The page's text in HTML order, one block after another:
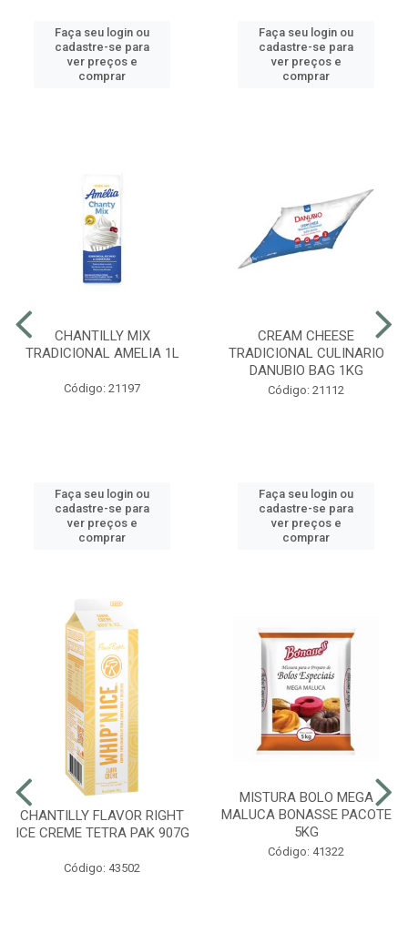
Faça seu login ou
cadastre-se para
ver preços e
comprar
Faça seu login ou
cadastre-se para
ver preços e
comprar
CHANTILLY MIX
TRADICIONAL AMELIA 1L
Código: 21197
Faça seu login ou
cadastre-se para
ver preços e
comprar
CREAM CHEESE
TRADICIONAL CULINARIO
DANUBIO BAG 1KG
Código: 21112
Faça seu login ou
cadastre-se para
ver preços e
comprar
CHANTILLY FLAVOR RIGHT
ICE CREME TETRA PAK 907G
Código: 43502
MISTURA BOLO MEGA
MALUCA BONASSE PACOTE
5KG
Código: 41322